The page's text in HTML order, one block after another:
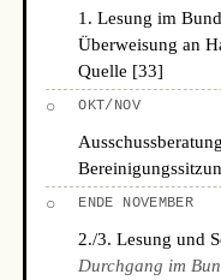
1. Lesung im
Überweisung an
Quelle [33]
○ OKT/NOV
○ ENDE NOVEMBER
2./3. Lesung und
Durchgang im